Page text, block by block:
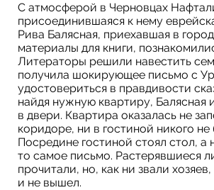
С атмосферой в Черновцах
присоединившаяся к нему
Рива Балясная, приехавшая в
материалы для книги,
Литераторы решили навестить
получила шокирующее письмо с
удостовериться в правдивости
найдя нужную квартиру, Балясная
в двери. Квартира оказалась не
коридоре, ни в гостиной никого не
Посредине гостиной стоял стол, а
то самое письмо. Растерявшиеся
прочитали, но, как ни звали
и не вышел.